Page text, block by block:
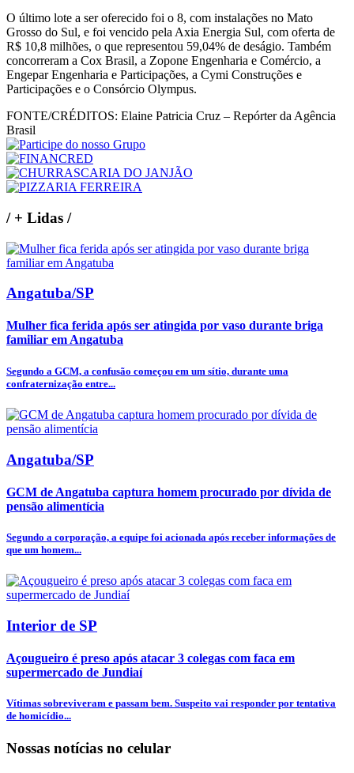
O último lote a ser oferecido foi o 8, com instalações no Mato
Grosso do Sul, e foi vencido pela Axia Energia Sul, com oferta de
R$ 10,8 milhões, o que representou 59,04% de deságio. Também
concorreram a Cox Brasil, a Zopone Engenharia e Comércio, a
Engepar Engenharia e Participações, a Cymi Construções e
Participações e o Consórcio Olympus.
FONTE/CRÉDITOS: Elaine Patricia Cruz – Repórter da Agência
Brasil
/+ Lidas /
Angatuba/SP
Mulher fica ferida após ser atingida por vaso durante briga
familiar em Angatuba
Segundo a GCM, a confusão começou em um sítio, durante uma
confraternização entre...
Angatuba/SP
GCM de Angatuba captura homem procurado por dívida de
pensão alimentícia
Segundo a corporação, a equipe foi acionada após receber informações de
que um homem...
Interior de SP
Açougueiro é preso após atacar 3 colegas com faca em
supermercado de Jundiaí
Vítimas sobreviveram e passam bem. Suspeito vai responder por tentativa
de homicídio...
Nossas notícias no celular